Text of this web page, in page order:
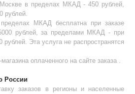
в пределах МКАД - 450 рублей,
рублей.
МКАД бесплатна при заказе
рублей, за пределами МКАД - при
рублей. Эта услуга не распространятся
оплаченного на сайте заказа .
России
заказов в регионы и населенные